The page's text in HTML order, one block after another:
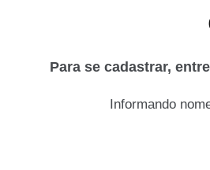
Para se cadastrar,
Informando